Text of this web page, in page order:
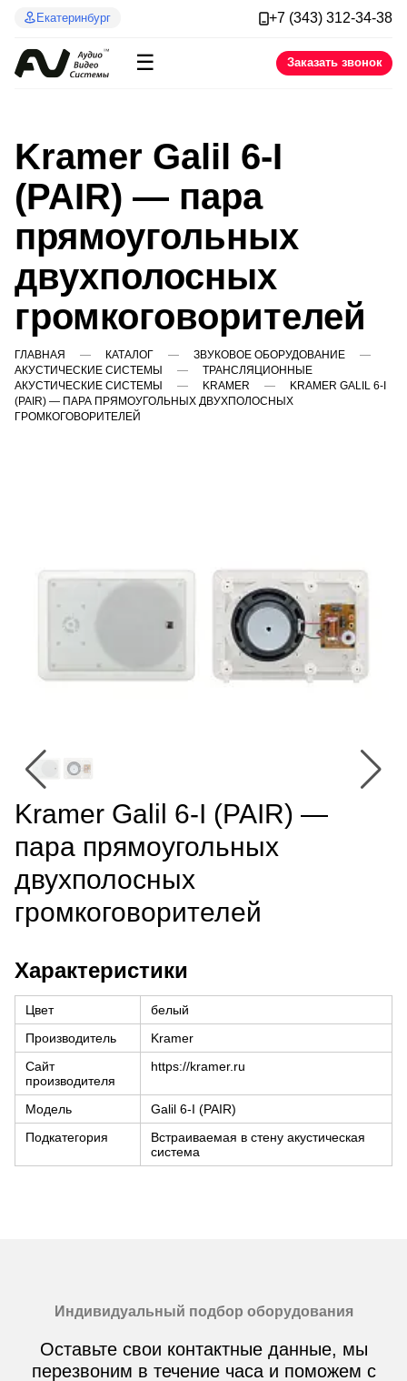
Екатеринбург +7 (343) 312-34-38
☰ Заказать звонок
Kramer Galil 6-I
(PAIR) — пара
прямоугольных
двухполосных
громкоговорителей
ГЛАВНАЯ КАТАЛОГ
ЗВУКОВОЕ ОБОРУДОВАНИЕ
АКУСТИЧЕСКИЕ СИСТЕМЫ
ТРАНСЛЯЦИОННЫЕ
АКУСТИЧЕСКИЕ СИСТЕМЫ
KRAMER
KRAMER GALIL 6-I
(PAIR) — ПАРА ПРЯМОУГОЛЬНЫХ ДВУХПОЛОСНЫХ
ГРОМКОГОВОРИТЕЛЕЙ
Kramer Galil 6-I (PAIR) —
пара прямоугольных
двухполосных
громкоговорителей
Характеристики
Цвет
белый
Производитель
Kramer
Сайт
производителя
https://kramer.ru
Модель
Galil 6-I (PAIR)
Подкатегория
Встраиваемая в стену акустическая
система
Индивидуальный подбор оборудования
Оставьте свои контактные данные, мы
перезвоним в течение часа и поможем с